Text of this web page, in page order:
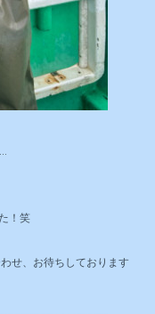
！笑
せ、お待ちしております